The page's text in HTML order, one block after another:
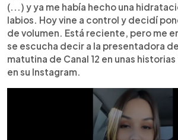
(...) y ya me había hecho una
labios. Hoy vine a control y decidí
de volumen. Está reciente, pero me
se escucha decir a la presentadora
matutina de Canal 12 en unas
en su Instagram.